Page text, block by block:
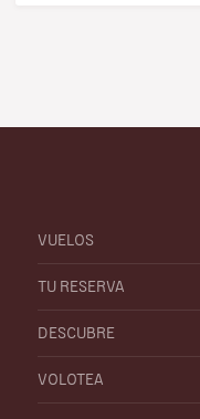
VUELOS
TU RESERVA
DESCUBRE
VOLOTEA